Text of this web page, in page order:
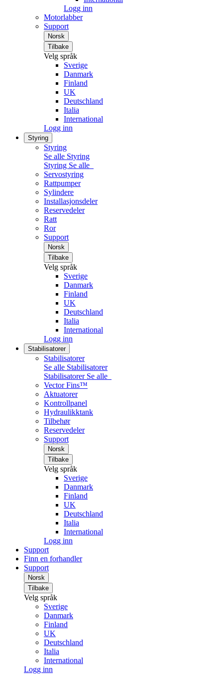
Logg inn
Motorlabber
Support
Norsk
Tilbake
Velg språk
Sverige
Danmark
Finland
UK
Deutschland
Italia
International
Logg inn
Styring
Styring
Se alle Styring
Styring Se alle
Servostyring
Rattpumper
Sylindere
Installasjonsdeler
Reservedeler
Ratt
Ror
Support
Norsk
Tilbake
Velg språk
Sverige
Danmark
Finland
UK
Deutschland
Italia
International
Logg inn
Stabilisatorer
Stabilisatorer
Se alle Stabilisatorer
Stabilisatorer Se alle
Vector Fins™
Aktuatorer
Kontrollpanel
Hydraulikktank
Tilbehør
Reservedeler
Support
Norsk
Tilbake
Velg språk
Sverige
Danmark
Finland
UK
Deutschland
Italia
International
Logg inn
Support
Finn en forhandler
Support
Norsk
Tilbake
Velg språk
Sverige
Danmark
Finland
UK
Deutschland
Italia
International
Logg inn